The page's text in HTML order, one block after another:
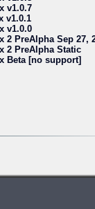
v1.0.7
v1.0.1
v1.0.0
2 PreAlpha Sep 27,
2 PreAlpha Static
Beta [no support]